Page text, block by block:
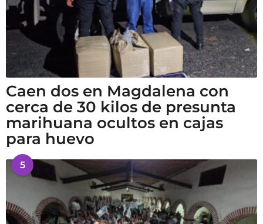
Caen dos en Magdalena con
cerca de 30 kilos de presunta
marihuana ocultos en cajas
para huevo
5